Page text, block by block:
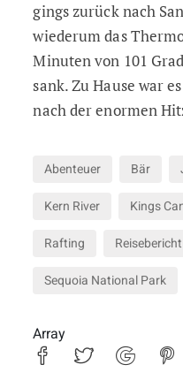
gings zurück nach
wiederum das
Minuten von 101
sank. Zu Hause war
nach der enormen
Abenteuer Bär
Kern River
Kings
Rafting
Reisebericht
Sequoia National Park
Array